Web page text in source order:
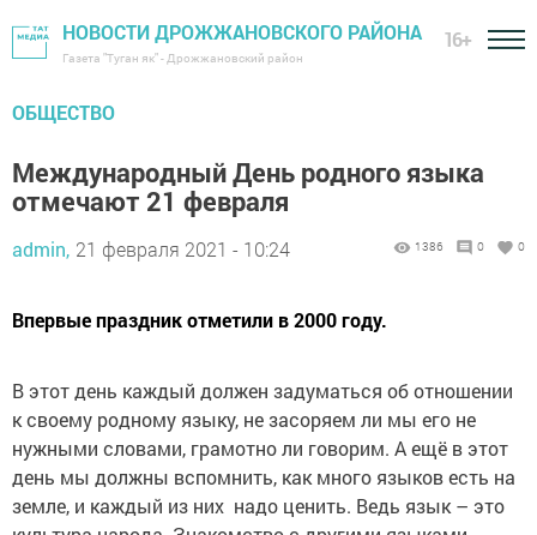
НОВОСТИ ДРОЖЖАНОВСКОГО РАЙОНА
Газета "Туган як" - Дрожжановский район
16+
ОБЩЕСТВО
Международный День родного языка
отмечают 21 февраля
admin, 21 февраля 2021 - 10:24 1386 0 0
Впервые праздник отметили в 2000 году.
В этот день каждый должен задуматься об отношении
к своему родному языку, не засоряем ли мы его не
нужными словами, грамотно ли говорим. А ещё в этот
день мы должны вспомнить, как много языков есть на
земле, и каждый из них надо ценить. Ведь язык – это